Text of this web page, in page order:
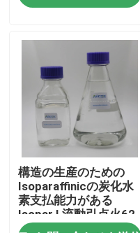
ビデオ
私達について
工場旅行
構造の生産のための
Isoparaffinicの炭化水
素支払能力がある
Isopar L流動引点火62
の℃分